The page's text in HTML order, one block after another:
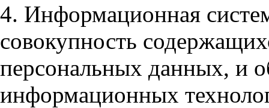
4. Информационная
совокупность
персональных данных, и
информационных